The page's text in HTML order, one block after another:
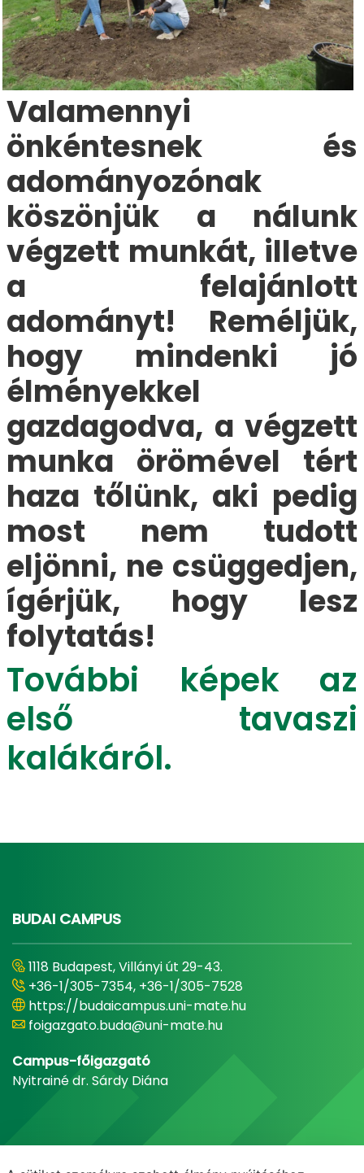
Valamennyi
önkéntesnek és
adományozónak
köszönjük a nálunk
végzett munkát, illetve
a felajánlott
adományt! Reméljük,
hogy mindenki jó
élményekkel
gazdagodva, a végzett
munka örömével tért
haza tőlünk, aki pedig
most nem tudott
eljönni, ne csüggedjen,
ígérjük, hogy lesz
folytatás!
További képek az
első tavaszi
kalákáról.
BUDAI CAMPUS
1118 Budapest, Villányi út 29-43.
+36-1/305-7354, +36-1/305-7528
https://budaicampus.uni-mate.hu
foigazgato.buda@uni-mate.hu
Campus-főigazgató
Nyitrainé dr. Sárdy Diána